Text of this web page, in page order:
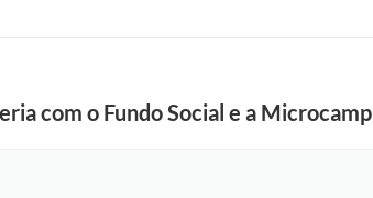
com o Fundo Social e a Microcamp
n
s